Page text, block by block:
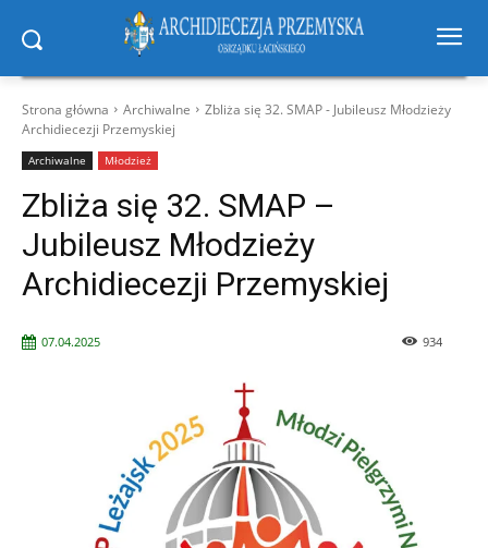
Strona główna Archiwalne
Zbliża się 32. SMAP - Jubileusz Młodzieży
Archidiecezji Przemyskiej
Archiwalne Młodzież
Zbliża się 32. SMAP –
Jubileusz Młodzieży
Archidiecezji Przemyskiej
07.04.2025 934